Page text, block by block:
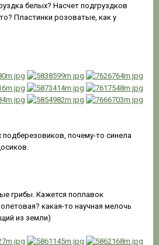
белых? Насчет подгруздков
Пластинки розоватые, как у
подберезовиков, почему-то синела
грибы. Кажется поплавок
какая-то научная мелочь
из земли)